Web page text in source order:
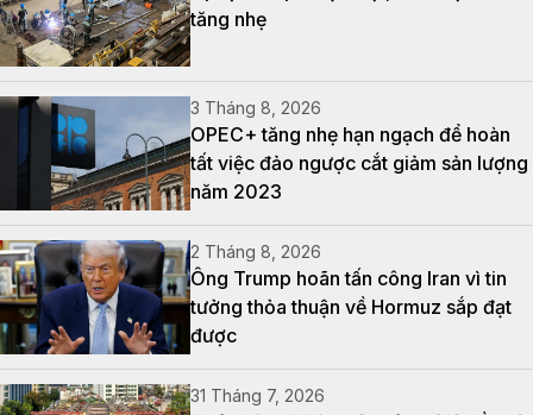
tăng nhẹ
3 Tháng 8, 2026
OPEC+ tăng nhẹ hạn ngạch để hoàn
tất việc đảo ngược cắt giảm sản lượng
năm 2023
2 Tháng 8, 2026
Ông Trump hoãn tấn công Iran vì tin
tưởng thỏa thuận về Hormuz sắp đạt
được
31 Tháng 7, 2026